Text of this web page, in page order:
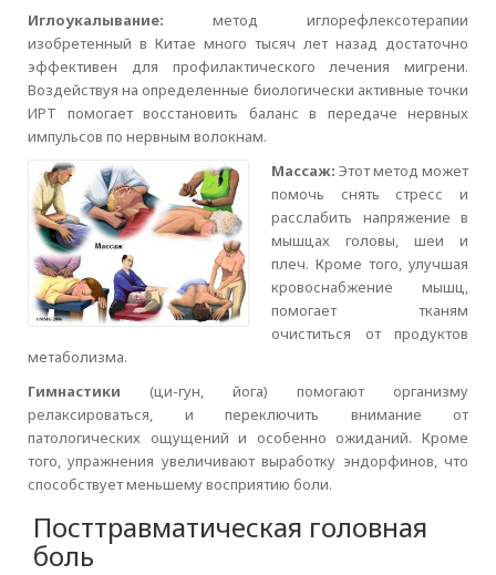
Иглоукалывание: метод иглорефлексотерапии
изобретенный в Китае много тысяч лет назад достаточно
эффективен для профилактического лечения мигрени.
Воздействуя на определенные биологически активные точки
ИРТ помогает восстановить баланс в передаче нервных
импульсов по нервным волокнам.
Массаж: Этот метод может
помочь снять стресс и
расслабить напряжение в
мышцах головы, шеи и
плеч. Кроме того, улучшая
кровоснабжение мышц,
помогает тканям
очиститься от продуктов
метаболизма.
Гимнастики (ци-гун, йога) помогают организму
релаксироваться, и переключить внимание от
патологических ощущений и особенно ожиданий. Кроме
того, упражнения увеличивают выработку эндорфинов, что
способствует меньшему восприятию боли.
Посттравматическая головная
боль